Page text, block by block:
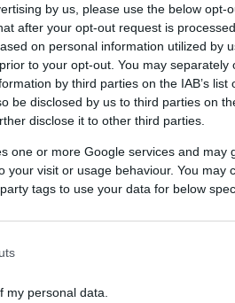
by us, please use the below opt-
after your opt-out request is
on personal information utilized by
to your opt-out. You may separately
by third parties on the IAB’s list
be disclosed by us to third parties on
disclose it to other third parties.
one or more Google services and may
your visit or usage behaviour. You may
tags to use your data for below
my personal data.